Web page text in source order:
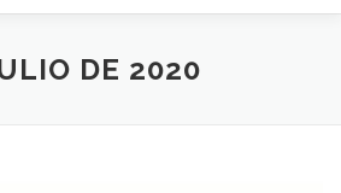
TRÁMITES INFORMACIÓN
DE 2020